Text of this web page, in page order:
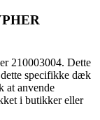
210003004. Dette
specifikke dæk
at anvende
i butikker eller